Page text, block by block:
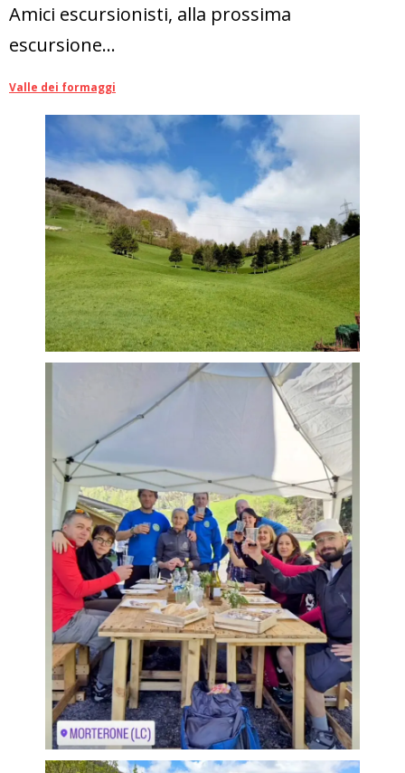
Amici escursionisti, alla prossima
escursione…
Valle dei formaggi